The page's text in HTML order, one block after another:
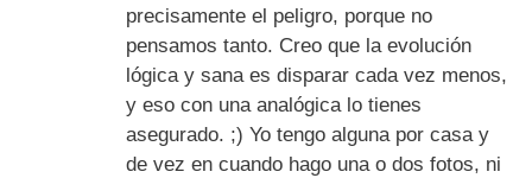
precisamente el peligro, porque no
pensamos tanto. Creo que la evolución
lógica y sana es disparar cada vez menos,
y eso con una analógica lo tienes
asegurado. ;) Yo tengo alguna por casa y
de vez en cuando hago una o dos fotos, ni